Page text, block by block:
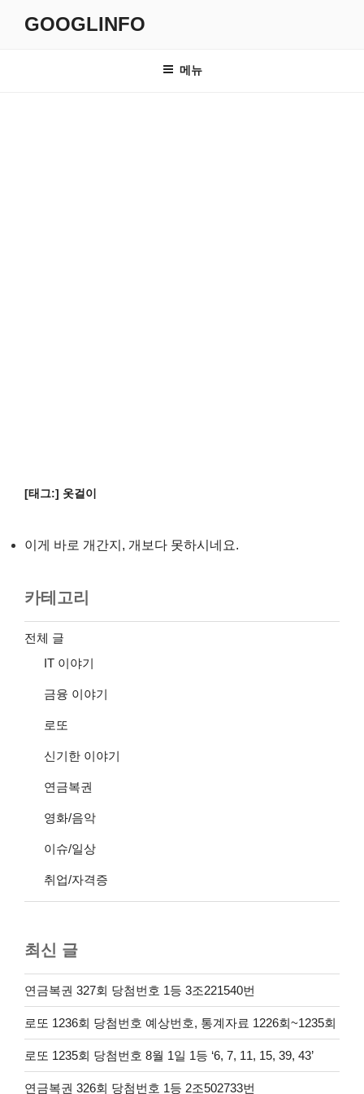
GOOGLINFO
메뉴
[태그:] 옷걸이
이게 바로 개간지, 개보다 못하시네요.
카테고리
전체 글
IT 이야기
금융 이야기
로또
신기한 이야기
연금복권
영화/음악
이슈/일상
취업/자격증
최신 글
연금복권 327회 당첨번호 1등 3조221540번
로또 1236회 당첨번호 예상번호, 통계자료 1226회~1235회
로또 1235회 당첨번호 8월 1일 1등 ‘6, 7, 11, 15, 39, 43’
연금복권 326회 당첨번호 1등 2조502733번